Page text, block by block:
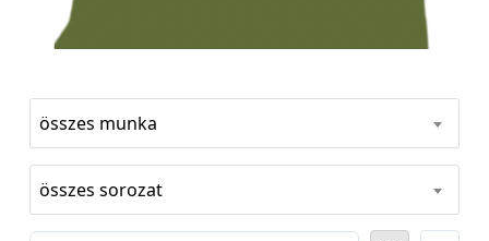
összes munka
összes sorozat